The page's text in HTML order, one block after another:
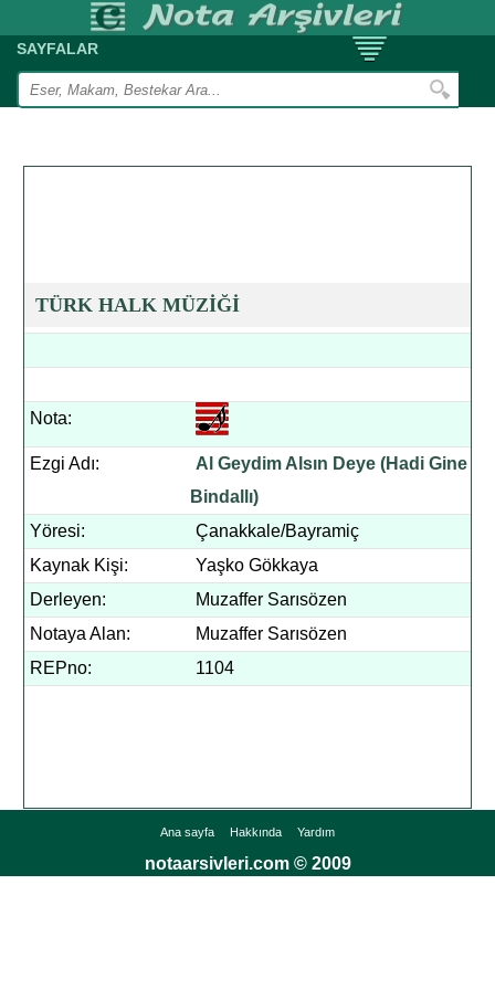
SAYFALAR
TÜRK HALK MÜZİĞİ
Nota:
Ezgi Adı:
Al Geydim Alsın Deye (Hadi Gine
Bindallı)
Yöresi:
Çanakkale/Bayramiç
Kaynak Kişi:
Yaşko Gökkaya
Derleyen:
Muzaffer Sarısözen
Notaya Alan:
Muzaffer Sarısözen
REPno:
1104
Ana sayfa Hakkında Yardım
notaarsivleri.com © 2009